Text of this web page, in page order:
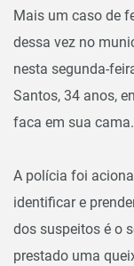
Mais um caso de
dessa vez no
nesta segunda-
Santos, 34 anos,
faca em sua cama.
A polícia foi
identificar e
dos suspeitos é o
prestado uma